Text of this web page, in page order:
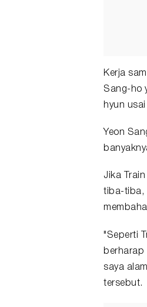
Kerja
Sang-ho
hyun
Yeon
Jika
tiba-tiba,
"Seperti
berharap
saya
tersebut.